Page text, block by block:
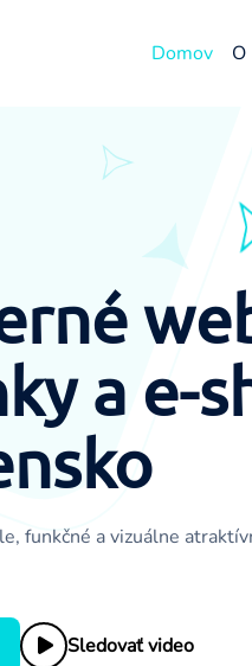
Domov O
a e-
funkčné a vizuálne
Sledovať video